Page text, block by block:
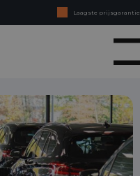
Laagste prijsgarantie
Online kopen, niet goed geld terug
Financial lease - Soepele acceptatie